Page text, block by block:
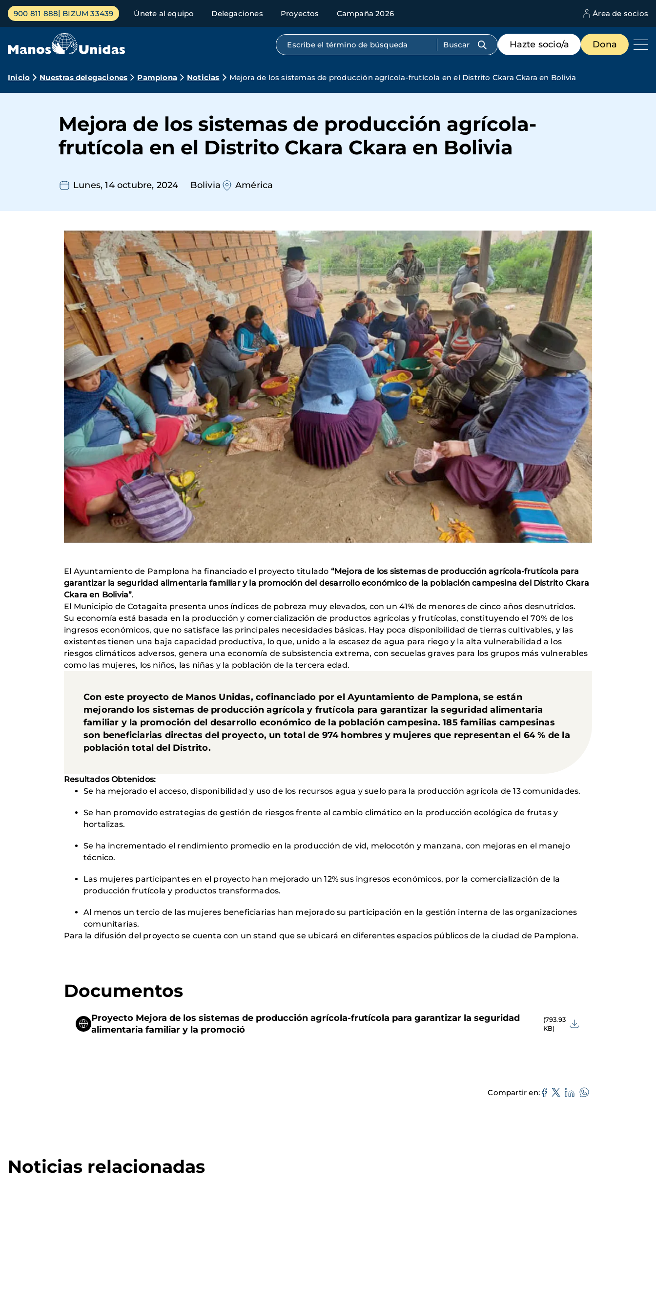
Pasar
contenido
Menú
principal
900 811 888 BIZUM 33439 Únete al equipo Delegaciones Proyectos Campaña 2026 Área de socios
Búsqueda por texto completo
Menú
de
destacados
Hazte socio/a Dona
Ruta
navegación
Inicio Nuestras delegaciones Pamplona Noticias Mejora de los sistemas de producción agrícola-frutícola en el Distrito Ckara Ckara en Bolivia
Mejora de los sistemas de producción agrícola-
frutícola en el Distrito Ckara Ckara en Bolivia
Lunes, 14 octubre, 2024 Bolivia América
El Ayuntamiento de Pamplona ha financiado el proyecto titulado “Mejora de los sistemas de producción agrícola-frutícola para
garantizar la seguridad alimentaria familiar y la promoción del desarrollo económico de la población campesina del Distrito Ckara
Ckara en Bolivia”.
El Municipio de Cotagaita presenta unos índices de pobreza muy elevados, con un 41% de menores de cinco años desnutridos.
Su economía está basada en la producción y comercialización de productos agrícolas y frutícolas, constituyendo el 70% de los
ingresos económicos, que no satisface las principales necesidades básicas. Hay poca disponibilidad de tierras cultivables, y las
existentes tienen una baja capacidad productiva, lo que, unido a la escasez de agua para riego y la alta vulnerabilidad a los
riesgos climáticos adversos, genera una economía de subsistencia extrema, con secuelas graves para los grupos más vulnerables
como las mujeres, los niños, las niñas y la población de la tercera edad.
Con este proyecto de Manos Unidas, cofinanciado por el Ayuntamiento de Pamplona, se están
mejorando los sistemas de producción agrícola y frutícola para garantizar la seguridad alimentaria
familiar y la promoción del desarrollo económico de la población campesina. 185 familias campesinas
son beneficiarias directas del proyecto, un total de 974 hombres y mujeres que representan el 64 % de la
población total del Distrito.
Resultados Obtenidos:
Se ha mejorado el acceso, disponibilidad y uso de los recursos agua y suelo para la producción agrícola de 13 comunidades.
Se han promovido estrategias de gestión de riesgos frente al cambio climático en la producción ecológica de frutas y
hortalizas.
Se ha incrementado el rendimiento promedio en la producción de vid, melocotón y manzana, con mejoras en el manejo
técnico.
Las mujeres participantes en el proyecto han mejorado un 12% sus ingresos económicos, por la comercialización de la
producción frutícola y productos transformados.
Al menos un tercio de las mujeres beneficiarias han mejorado su participación en la gestión interna de las organizaciones
comunitarias.
Para la difusión del proyecto se cuenta con un stand que se ubicará en diferentes espacios públicos de la ciudad de Pamplona.
Documentos
Proyecto Mejora de los sistemas de producción agrícola-frutícola para garantizar la seguridad
alimentaria familiar y la promoció
(793.93
KB)
Compartir en
Noticias relacionadas